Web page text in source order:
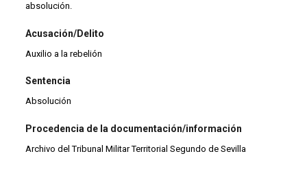
absolución.
Acusación/Delito
Auxilio a la rebelión
Sentencia
Absolución
Procedencia de la documentación/información
Archivo del Tribunal Militar Territorial Segundo de Sevilla